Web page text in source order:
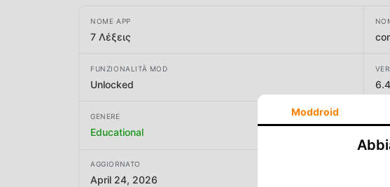
NOME APP
7 Λέξεις
FUNZIONALITÀ MOD
Unlocked
GENERE
Educational
AGGIORNATO
April 24, 2026
Moddroid